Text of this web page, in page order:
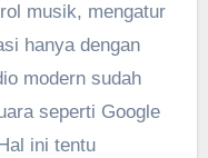
musik, mengatur
hanya dengan
modern sudah
seperti Google
ini tentu